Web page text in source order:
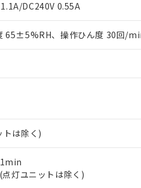
DC240V 0.55A
65±5%RH、操作ひん度 30回/
トは除く)
灯ユニットは除く)
はお客様のお取引先、またはお客
販売拠点は「販売ネットワーク
当社の事前の承諾なく第三者に漏
にご登録された部品リストにつ
するお客様との取引・商談に必要
情報の共同利用に関して"
の「
予定月が前後することがあります
ることができます。
明書
明するもので、過去に遡って非
ル酸ジイソブチル) : 1000ppm、 BBP(フタ
が基準値以下であることを示し
害物質が外部に漏えいし、環境
お問い合わせください。
サイル、化学兵器、生物兵器また
売する場合は、上記1、2および3
に係わる関係者が違法に輸出する
あり
ついては、お客様のお取引先、
ご確認ください)
況の情報を公開していない機種